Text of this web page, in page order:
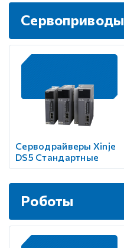
Сервоприводы
Серводрайверы Xinje
DS5 Стандартные
Роботы